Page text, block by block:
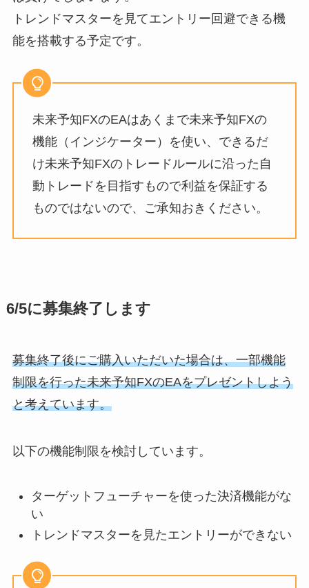
トレンドマスターを見てエントリー回避できる機
能を搭載する予定です。
未来予知FXのEAはあくまで未来予知FXの
機能（インジケーター）を使い、できるだ
け未来予知FXのトレードルールに沿った自
動トレードを目指すもので利益を保証する
ものではないので、ご承知おきください。
6/5に募集終了します
募集終了後にご購入いただいた場合は、一部機能
制限を行った未来予知FXのEAをプレゼントしよう
と考えています。
以下の機能制限を検討しています。
ターゲットフューチャーを使った決済機能がな
い
トレンドマスターを見たエントリーができない